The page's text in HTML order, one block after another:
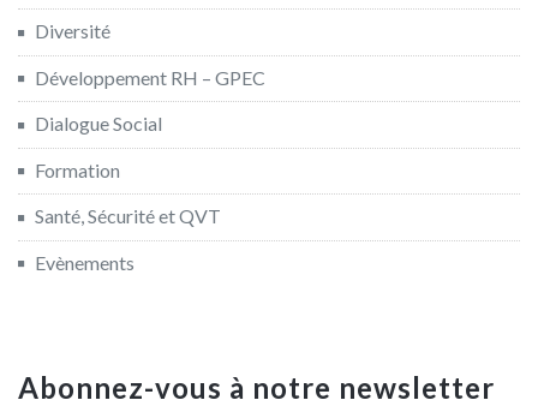
Diversité
Développement RH – GPEC
Dialogue Social
Formation
Santé, Sécurité et QVT
Evènements
Abonnez-vous à notre newsletter